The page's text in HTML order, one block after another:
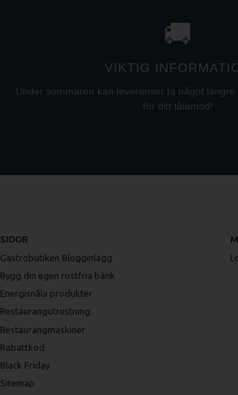
🚚
VIKTIG
Under sommaren kan leveranser ta något
för ditt tålamod!
SIDOR
Gastrobutiken Blogginlägg
Bygg din egen rostfria bänk
Energisnåla produkter
Restaurangutrustning
Restaurangmaskiner
Rabattkod
Black Friday
Sitemap